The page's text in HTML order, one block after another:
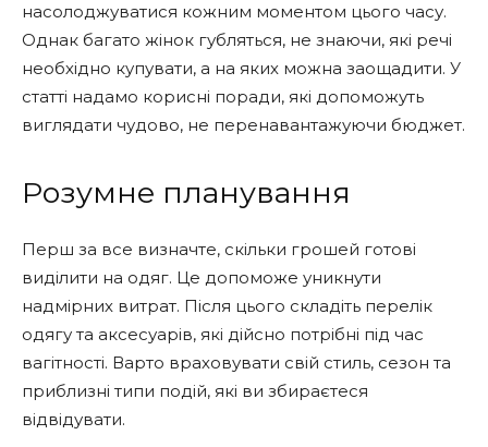
насолоджуватися кожним моментом цього часу.
Однак багато жінок губляться, не знаючи, які речі
необхідно купувати, а на яких можна заощадити. У
статті надамо корисні поради, які допоможуть
виглядати чудово, не перенавантажуючи бюджет.
Розумне планування
Перш за все визначте, скільки грошей готові
виділити на одяг. Це допоможе уникнути
надмірних витрат. Після цього складіть перелік
одягу та аксесуарів, які дійсно потрібні під час
вагітності. Варто враховувати свій стиль, сезон та
приблизні типи подій, які ви збираєтеся
відвідувати.